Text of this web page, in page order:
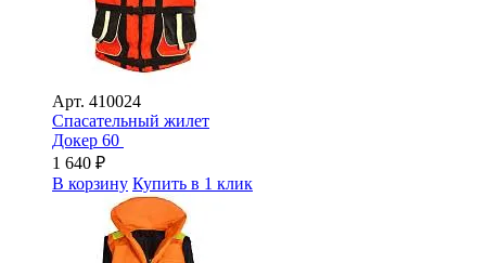
Арт. 410024
Спасательный жилет
Докер 60
1 640 ₽
В корзину Купить в 1 клик